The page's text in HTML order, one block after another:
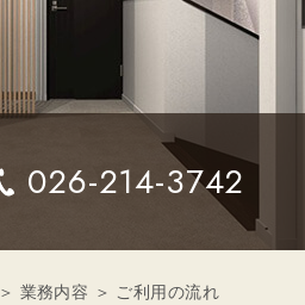
026-214-3742
＞ 業務内容 ＞ ご利用の流れ